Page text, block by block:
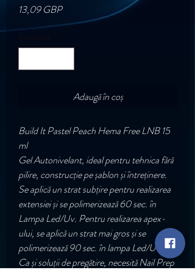
13,09 GBPPreț
Cantitate *
Adaugă în coș
Build It Pastel Peach Hema Free LNB 15
ml
Gel Autonivelant, ideal pentru tehnica fără
pilire, construcție pe șablon și întreținere.
Se aplică un strat subțire pentru realizarea
extensiei și se polimerizează 60 sec. în
Lampa Led/Uv. Pentru realizarea apex-
ului, se aplică un strat mai gros și se
polimerizează 90 sec. în lampa Led/Uv.
Ca și soluții de pregătire, necesită Nail Prep